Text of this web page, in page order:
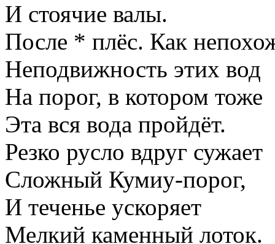
И стоячие валы.
После * плёс. Как
Неподвижность этих вод
На порог, в котором тоже
Эта вся вода пройдёт.
Резко русло вдруг сужает
Сложный Кумиу-порог,
И теченье ускоряет
Мелкий каменный лоток.